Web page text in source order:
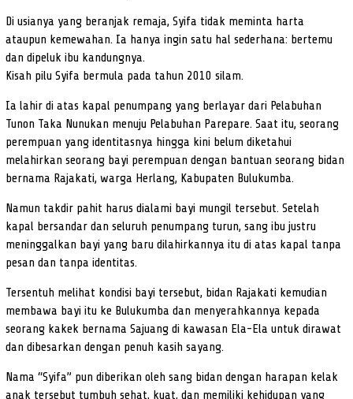
Di usianya yang beranjak remaja, Syifa tidak meminta harta
ataupun kemewahan. Ia hanya ingin satu hal sederhana: bertemu
dan dipeluk ibu kandungnya.
Kisah pilu Syifa bermula pada tahun 2010 silam.
Ia lahir di atas kapal penumpang yang berlayar dari Pelabuhan
Tunon Taka Nunukan menuju Pelabuhan Parepare. Saat itu, seorang
perempuan yang identitasnya hingga kini belum diketahui
melahirkan seorang bayi perempuan dengan bantuan seorang bidan
bernama Rajakati, warga Herlang, Kabupaten Bulukumba.
Namun takdir pahit harus dialami bayi mungil tersebut. Setelah
kapal bersandar dan seluruh penumpang turun, sang ibu justru
meninggalkan bayi yang baru dilahirkannya itu di atas kapal tanpa
pesan dan tanpa identitas.
Tersentuh melihat kondisi bayi tersebut, bidan Rajakati kemudian
membawa bayi itu ke Bulukumba dan menyerahkannya kepada
seorang kakek bernama Sajuang di kawasan Ela-Ela untuk dirawat
dan dibesarkan dengan penuh kasih sayang.
Nama “Syifa” pun diberikan oleh sang bidan dengan harapan kelak
anak tersebut tumbuh sehat, kuat, dan memiliki kehidupan yang